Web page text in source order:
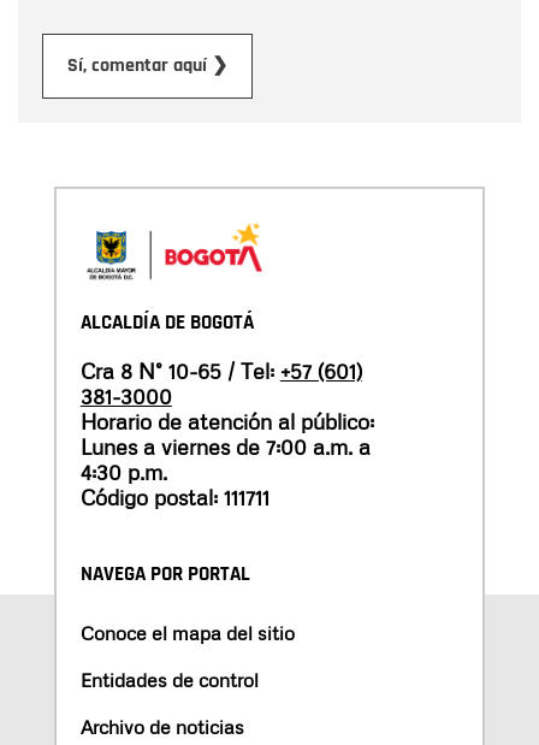
Sí, comentar aquí ❯
ALCALDÍA DE BOGOTÁ
Cra 8 N° 10-65 / Tel: +57 (601)
381-3000
Horario de atención al público:
Lunes a viernes de 7:00 a.m. a
4:30 p.m.
Código postal: 111711
NAVEGA POR PORTAL
Conoce el mapa del sitio
Entidades de control
Archivo de noticias